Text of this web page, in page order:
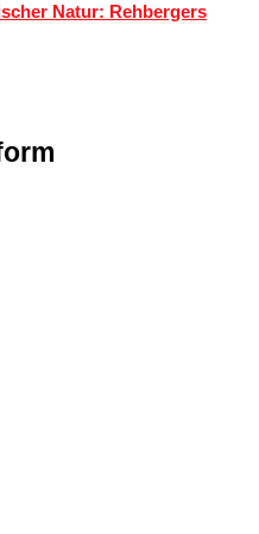
Natur: Rehbergers